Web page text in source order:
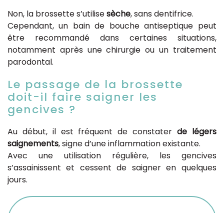
Non, la brossette s’utilisesèche, sans dentifrice.
Cependant, un bain de bouche antiseptique peut
être recommandé dans certaines situations,
notamment après une chirurgie ou un traitement
parodontal.
Le passage de la brossette
doit-il faire saigner les
gencives ?
Au début, il est fréquent de constaterde légers
saignements, signe d’une inflammation existante.
Avec une utilisation régulière, les gencives
s’assainissent et cessent de saigner en quelques
jours.